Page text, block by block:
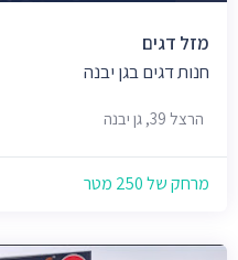
מזל דגים
חנות דגים בגן יבנה
הרצל 39, גן יבנה
מרחק של 250 מטר